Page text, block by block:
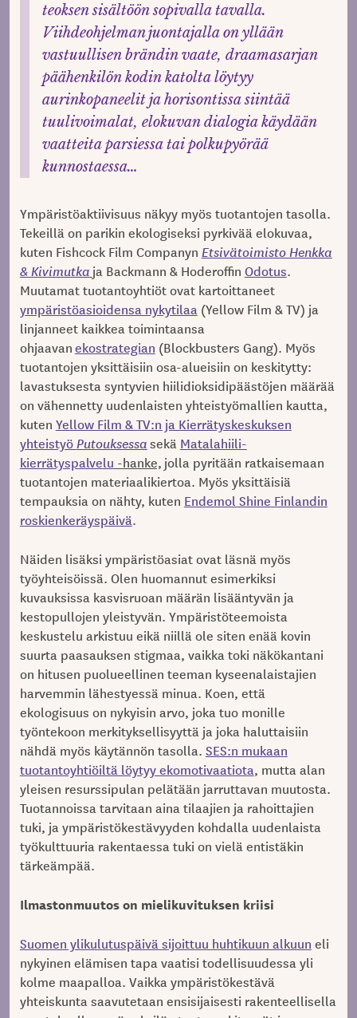
teoksen sisältöön sopivalla tavalla.
Viihdeohjelman juontajalla on yllään
vastuullisen brändin vaate, draamasarjan
päähenkilön kodin katolta löytyy
aurinkopaneelit ja horisontissa siintää
tuulivoimalat, elokuvan dialogia käydään
vaatteita parsiessa tai polkupyörää
kunnostaessa…
Ympäristöaktiivisuus näkyy myös tuotantojen tasolla.
Tekeillä on parikin ekologiseksi pyrkivää elokuvaa,
kuten Fishcock Film Companyn Etsivätoimisto Henkka
& Kivimutka ja Backmann & Hoderoffin Odotus.
Muutamat tuotantoyhtiöt ovat kartoittaneet
ympäristöasioidensa nykytilaa(Yellow Film & TV) ja
linjanneet kaikkea toimintaansa
ohjaavanekostrategian (Blockbusters Gang). Myös
tuotantojen yksittäisiin osa-alueisiin on keskitytty:
lavastuksesta syntyvien hiilidioksidipäästöjen määrää
on vähennetty uudenlaisten yhteistyömallien kautta,
kuten Yellow Film & TV:n ja Kierrätyskeskuksen
yhteistyöPutouksessasekä Matalahiili-
kierrätyspalvelu -hanke, jolla pyritään ratkaisemaan
tuotantojen materiaalikiertoa. Myös yksittäisiä
tempauksia on nähty, kuten Endemol Shine Finlandin
roskienkeräyspäivä.
Näiden lisäksi ympäristöasiat ovat läsnä myös
työyhteisöissä. Olen huomannut esimerkiksi
kuvauksissa kasvisruoan määrän lisääntyvän ja
kestopullojen yleistyvän. Ympäristöteemoista
keskustelu arkistuu eikä niillä ole siten enää kovin
suurta paasauksen stigmaa, vaikka toki näkökantani
on hitusen puolueellinen teeman kyseenalaistajien
harvemmin lähestyessä minua. Koen, että
ekologisuus on nykyisin arvo, joka tuo monille
työntekoon merkityksellisyyttä ja joka haluttaisiin
nähdä myös käytännön tasolla. SES:n mukaan
tuotantoyhtiöiltä löytyy ekomotivaatiota, mutta alan
yleisen resurssipulan pelätään jarruttavan muutosta.
Tuotannoissa tarvitaan aina tilaajien ja rahoittajien
tuki, ja ympäristökestävyyden kohdalla uudenlaista
työkulttuuria rakentaessa tuki on vielä entistäkin
tärkeämpää.
Ilmastonmuutos on mielikuvituksen kriisi
Suomen ylikulutuspäivä sijoittuu huhtikuun alkuun eli
nykyinen elämisen tapa vaatisi todellisuudessa yli
kolme maapalloa. Vaikka ympäristökestävä
yhteiskunta saavutetaan ensisijaisesti rakenteellisella